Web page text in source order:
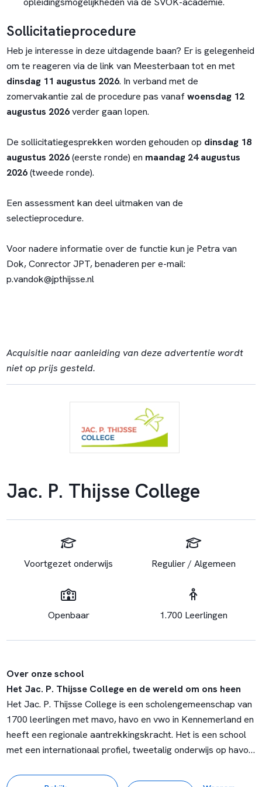
Sollicitatieprocedure
Heb je interesse in deze uitdagende baan? Er is gelegenheid
om te reageren via de link van Meesterbaan tot en met
dinsdag 11 augustus 2026. In verband met de
zomervakantie zal de procedure pas vanafwoensdag 12
augustus 2026verder gaan lopen.
De sollicitatiegesprekken worden gehouden op dinsdag 18
augustus 2026(eerste ronde) en maandag 24 augustus
2026(tweede ronde).
Een assessment kan deel uitmaken van de
selectieprocedure.
Voor nadere informatie over de functie kun je Petra van
Dok, Conrector JPT, benaderen per e-mail:
p.vandok@jpthijsse.nl
Acquisitie naar aanleiding van deze advertentie wordt
niet op prijs gesteld.
Jac. P. Thijsse College
Voortgezet onderwijs Regulier / Algemeen
Openbaar 1.700 Leerlingen
Over onze school
Het Jac. P. Thijsse College en de wereld om ons heen
Het Jac. P. Thijsse College is een scholengemeenschap van
1700 leerlingen met mavo, havo en vwo in Kennemerland en
heeft een regionale aantrekkingskracht. Het is een school
met een internationaal profiel, tweetalig onderwijs op havo
Betrokken